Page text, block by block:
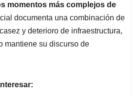
momentos más complejos de
documenta una combinación de
y deterioro de infraestructura,
mantiene su discurso de